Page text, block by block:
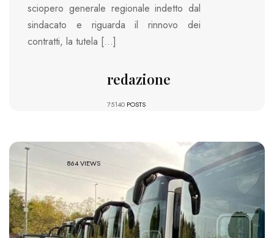
sciopero generale regionale indetto dal
sindacato e riguarda il rinnovo dei
contratti, la tutela […]
redazione
75140 POSTS
864 VIEWS